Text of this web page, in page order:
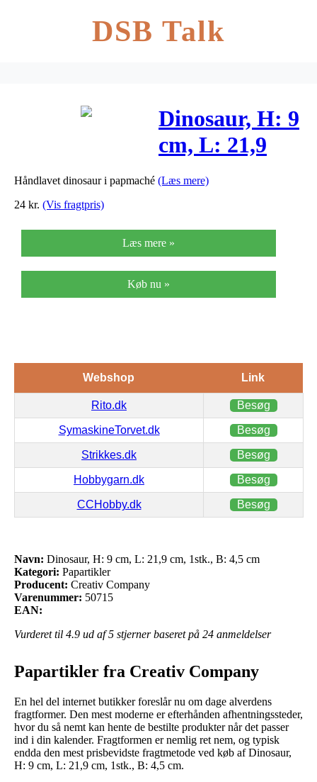
DSB Talk
Dinosaur, H: 9
cm, L: 21,9
cm, 1stk., B:
Håndlavet dinosaur i papmaché (Læs mere)
24 kr. (Vis fragtpris)
Læs mere »
Køb nu »
Webshop Link
Rito.dk Besøg
SymaskineTorvet.dk Besøg
Strikkes.dk Besøg
Hobbygarn.dk Besøg
CCHobby.dk Besøg
Navn: Dinosaur, H: 9 cm, L: 21,9 cm, 1stk., B: 4,5 cm
Kategori: Papartikler
Producent: Creativ Company
Varenummer: 50715
EAN:
Vurderet til 4.9 ud af 5 stjerner baseret på 24 anmeldelser
Papartikler fra Creativ Company
En hel del internet butikker foreslår nu om dage alverdens
fragtformer. Den mest moderne er efterhånden afhentningssteder,
hvor du så nemt kan hente de bestilte produkter når det passer
ind i din kalender. Fragtformen er nemlig ret nem, og typisk
endda den mest prisbevidste fragtmetode ved køb af Dinosaur,
H: 9 cm, L: 21,9 cm, 1stk., B: 4,5 cm.